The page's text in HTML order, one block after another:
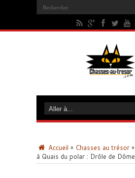
Accueil » Chasses au trésor »
à Quais du polar : Drôle de Dôme